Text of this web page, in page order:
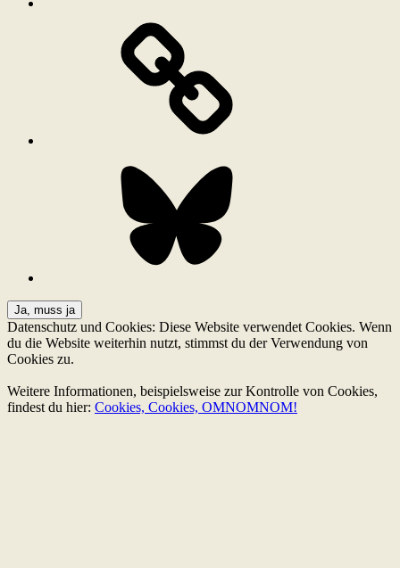
Datenschutz und Cookies: Diese Website verwendet Cookies. Wenn
du die Website weiterhin nutzt, stimmst du der Verwendung von
Cookies zu.
Weitere Informationen, beispielsweise zur Kontrolle von Cookies,
findest du hier: Cookies, Cookies, OMNOMNOM!